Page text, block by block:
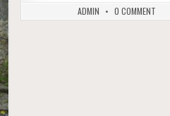
ADMIN 0 COMMENT